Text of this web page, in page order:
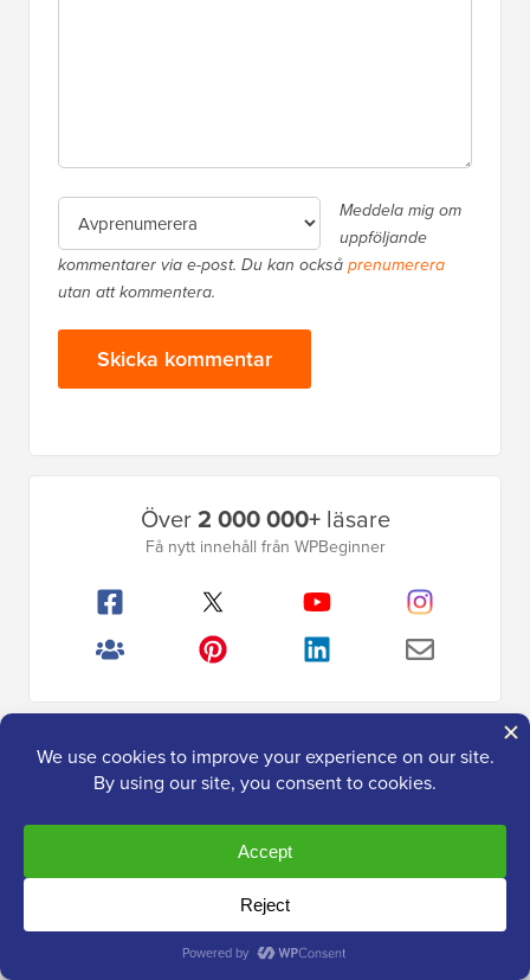
Meddela mig om
uppföljande
kommentarer via e-post. Du kan ocksåprenumerera
utan att kommentera.
Över2 000 000+läsare
Få nytt innehåll från WPBeginner